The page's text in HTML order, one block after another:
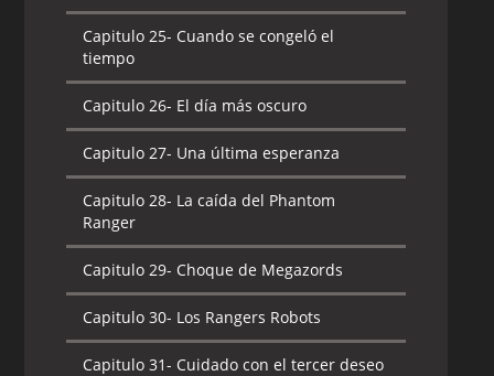
Capitulo 25- Cuando se congeló el
tiempo
Capitulo 26- El día más oscuro
Capitulo 27- Una última esperanza
Capitulo 28- La caída del Phantom
Ranger
Capitulo 29- Choque de Megazords
Capitulo 30- Los Rangers Robots
Capitulo 31- Cuidado con el tercer deseo